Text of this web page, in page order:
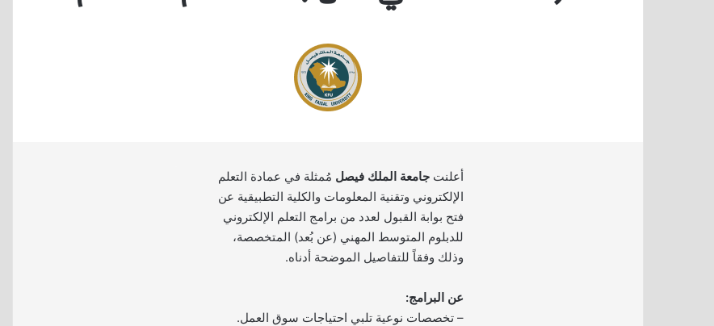
أعلنت جامعة الملك فيصل مُمثلة في عمادة التعلم
الإلكتروني وتقنية المعلومات والكلية التطبيقية عن
فتح بوابة القبول لعدد من برامج التعلم الإلكتروني
للدبلوم المتوسط المهني (عن بُعد) المتخصصة،
وذلك وفقاً للتفاصيل الموضحة أدناه.
عن البرامج:
– تخصصات نوعية تلبي احتياجات سوق العمل.